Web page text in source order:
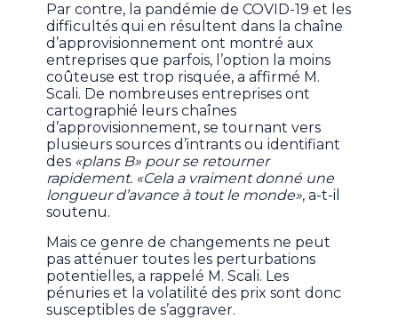
Par contre, la pandémie de COVID-19 et les
difficultés qui en résultent dans la chaîne
d’approvisionnement ont montré aux
entreprises que parfois, l’option la moins
coûteuse est trop risquée, a affirmé M.
Scali. De nombreuses entreprises ont
cartographié leurs chaînes
d’approvisionnement, se tournant vers
plusieurs sources d’intrants ou identifiant
des «plans B» pour se retourner
rapidement. «Cela a vraiment donné une
longueur d’avance à tout le monde», a-t-il
soutenu.
Mais ce genre de changements ne peut
pas atténuer toutes les perturbations
potentielles, a rappelé M. Scali. Les
pénuries et la volatilité des prix sont donc
susceptibles de s’aggraver.